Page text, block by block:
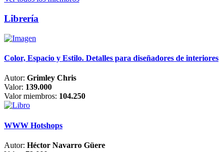
Librería
Color, Espacio y Estilo. Detalles para diseñadores de interiores
Autor: Grimley Chris
Valor: 139.000
Valor miembros: 104.250
WWW Hotshops
Autor: Héctor Navarro Güere